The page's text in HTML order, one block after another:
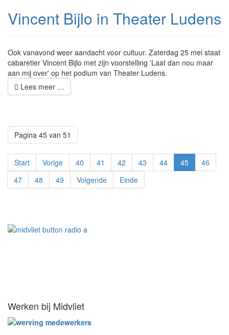
Vincent Bijlo in Theater Ludens
Ook vanavond weer aandacht voor cultuur. Zaterdag 25 mei staat
cabaretier Vincent Bijlo met zijn voorstelling 'Laat dan nou maar
aan mij over' op het podium van Theater Ludens.
Lees meer …
Pagina 45 van 51
Start Vorige 40 41 42 43 44 45
46
47
48 49 Volgende Einde
Werken bij Midvliet